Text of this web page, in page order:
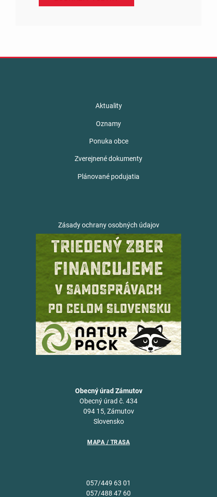
Aktuality
Oznamy
Ponuka obce
Zverejnené dokumenty
Plánované podujatia
Zásady ochrany osobných údajov
Obecný úrad Zámutov
Obecný úrad č. 434
094 15, Zámutov
Slovensko
MAPA / TRASA
057/449 63 01
057/488 47 60